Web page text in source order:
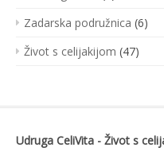
Zadarska podružnica (6)
Život s celijakijom (47)
Udruga CeliVita - Život s